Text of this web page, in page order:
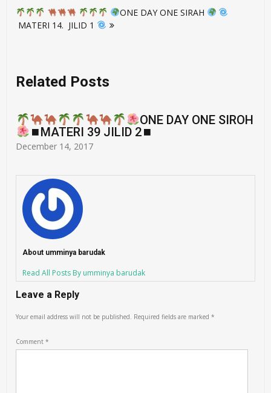
ONE DAY ONE SIRAH
MATERI 14. JILID 1
Related Posts
ONE DAY ONE SIROH
⏹MATERI 39 JILID 2⏹
December 14, 2017
About umminya barudak
Read All Posts By umminya barudak
Leave a Reply
Your email address will not be published. Required fields are marked*
Comment*